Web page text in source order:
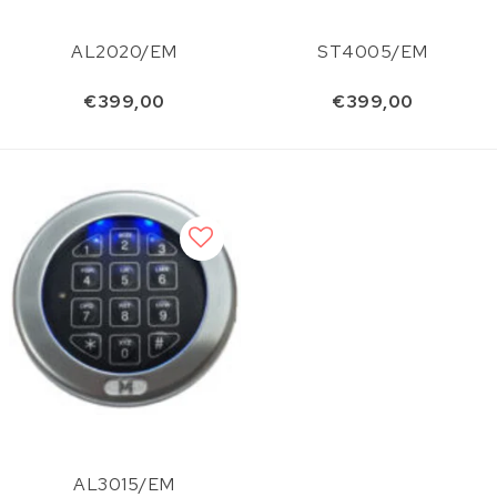
AL2020/EM
€399,00
ST4005/EM
€399,00
AL3015/EM